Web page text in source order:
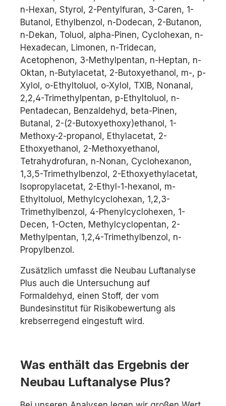
n-Hexan, Styrol, 2-Pentylfuran, 3-Caren, 1-
Butanol, Ethylbenzol, n-Dodecan, 2-Butanon,
n-Dekan, Toluol, alpha-Pinen, Cyclohexan, n-
Hexadecan, Limonen, n-Tridecan,
Acetophenon, 3-Methylpentan, n-Heptan, n-
Oktan, n-Butylacetat, 2-Butoxyethanol, m-, p-
Xylol, o-Ethyltoluol, o-Xylol, TXIB, Nonanal,
2,2,4-Trimethylpentan, p-Ethyltoluol, n-
Pentadecan, Benzaldehyd, beta-Pinen,
Butanal, 2-(2-Butoxyethoxy)ethanol, 1-
Methoxy-2-propanol, Ethylacetat, 2-
Ethoxyethanol, 2-Methoxyethanol,
Tetrahydrofuran, n-Nonan, Cyclohexanon,
1,3,5-Trimethylbenzol, 2-Ethoxyethylacetat,
Isopropylacetat, 2-Ethyl-1-hexanol, m-
Ethyltoluol, Methylcyclohexan, 1,2,3-
Trimethylbenzol, 4-Phenylcyclohexen, 1-
Decen, 1-Octen, Methylcyclopentan, 2-
Methylpentan, 1,2,4-Trimethylbenzol, n-
Propylbenzol.
Zusätzlich umfasst die Neubau Luftanalyse
Plus auch die Untersuchung auf
Formaldehyd, einen Stoff, der vom
Bundesinstitut für Risikobewertung als
krebserregend eingestuft wird.
Was enthält das Ergebnis der
Neubau Luftanalyse Plus?